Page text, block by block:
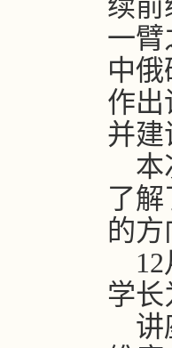
一臂
中
作出
并建
本
了
的方
12
学长
讲